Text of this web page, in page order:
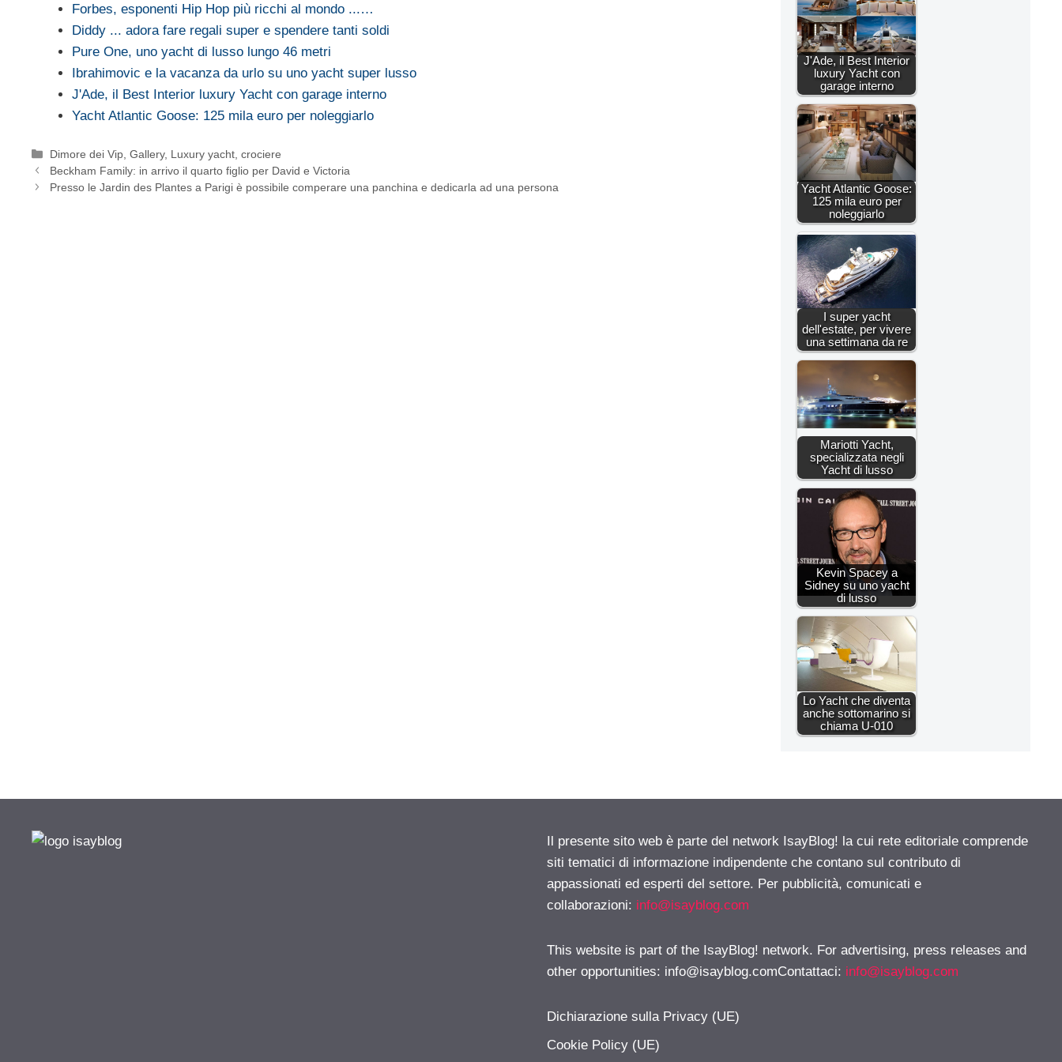
Forbes, esponenti Hip Hop più ricchi al mondo ...…
Diddy ... adora fare regali super e spendere tanti soldi
Pure One, uno yacht di lusso lungo 46 metri
Ibrahimovic e la vacanza da urlo su uno yacht super lusso
J'Ade, il Best Interior luxury Yacht con garage interno
Yacht Atlantic Goose: 125 mila euro per noleggiarlo
Categorie
Dimore dei Vip ,Gallery, Luxury yacht, crociere
Beckham Family: in arrivo il quarto figlio per David e Victoria
Presso le Jardin des Plantes a Parigi è possibile comperare una panchina e dedicarla ad una persona
J'Ade, il Best Interior
luxury Yacht con
garage interno
Yacht Atlantic Goose:
125 mila euro per
noleggiarlo
I super yacht
dell'estate, per vivere
una settimana da re
Mariotti Yacht,
specializzata negli
Yacht di lusso
Kevin Spacey a
Sidney su uno yacht
di lusso
Lo Yacht che diventa
anche sottomarino si
chiama U-010
Il presente sito web è parte del network IsayBlog! la cui rete editoriale comprende
siti tematici di informazione indipendente che contano sul contributo di
appassionati ed esperti del settore. Per pubblicità, comunicati e
collaborazioni: info@isayblog.com
This website is part of the IsayBlog! network. For advertising, press releases and
other opportunities: info@isayblog.comContattaci: info@isayblog.com
Dichiarazione sulla Privacy (UE)
Cookie Policy (UE)